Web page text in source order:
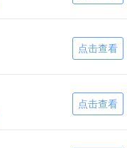
点击查看
点击查看